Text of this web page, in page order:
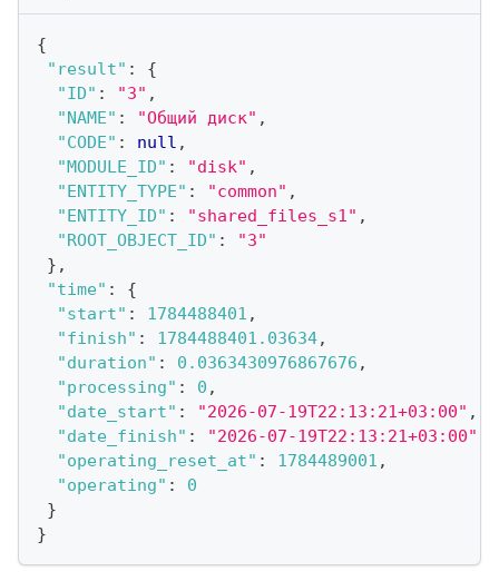
{
"result" :
{
"ID" : "3" ,
"NAME" : "Общий диск" ,
"CODE" : null ,
"MODULE_ID" : "disk" ,
"ENTITY_TYPE" : "common" ,
"ENTITY_ID" : "shared_files_s1" ,
"ROOT_OBJECT_ID" :
"3"
} ,
"time" :
{
"start" : 1784488401 ,
"finish" : 1784488401.03634,
"duration" : 0.0363430976867676 ,
"processing" : 0 ,
"date_start" : "2026-07-19T22:13:21+03:00" ,
"date_finish" : "2026-07-19T22:13:21+03:00"
"operating_reset_at" : 1784489001 ,
"operating" :
0
}
}